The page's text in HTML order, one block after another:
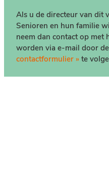
Als u de directeur van dit
Senioren en hun familie
neem dan contact op
worden via e-mail door
contactformulier » te